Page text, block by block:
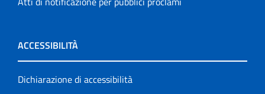
ACCESSIBILITÀ
Dichiarazione di accessibilità